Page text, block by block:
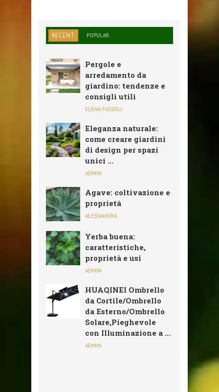
RECENT POPULAR
Pergole e
arredamento da
giardino: tendenze e
consigli utili
ELENA FASSOLI
Eleganza naturale:
come creare giardini
di design per spazi
unici ...
ADMIN
Agave: coltivazione e
proprietà
ALESSANDRA
Yerba buena:
caratteristiche,
proprietà e usi
ADMIN
HUAQINEI Ombrello
da Cortile/Ombrello
da Esterno/Ombrello
Solare,Pieghevole
con Illuminazione a ...
ADMIN